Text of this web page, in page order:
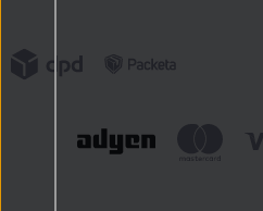
Vásárlói vélemények
Termékvisszaküldés
Termék reklamációja
Adatvédelmi irányelvek
Általános Szerződési Feltételek
Írtak rólunk
Előnyeink